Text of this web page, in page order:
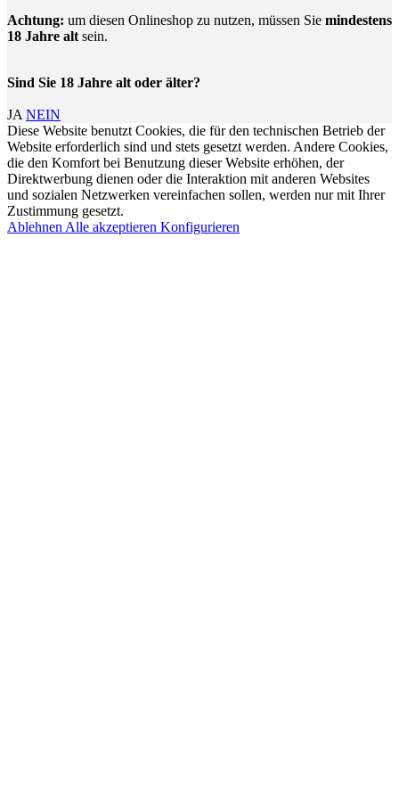
Achtung: um diesen Onlineshop zu nutzen, müssen Sie mindestens
18 Jahre alt sein.
Sind Sie 18 Jahre alt oder älter?
JA NEIN
Diese Website benutzt Cookies, die für den technischen Betrieb der
Website erforderlich sind und stets gesetzt werden. Andere Cookies,
die den Komfort bei Benutzung dieser Website erhöhen, der
Direktwerbung dienen oder die Interaktion mit anderen Websites
und sozialen Netzwerken vereinfachen sollen, werden nur mit Ihrer
Zustimmung gesetzt.
Ablehnen Alle akzeptieren Konfigurieren